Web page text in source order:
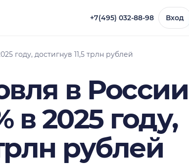
+7(495) 032-88-98 Вход
году, достигнув 11,5 трлн рублей
в России
в 2025 году,
рублей